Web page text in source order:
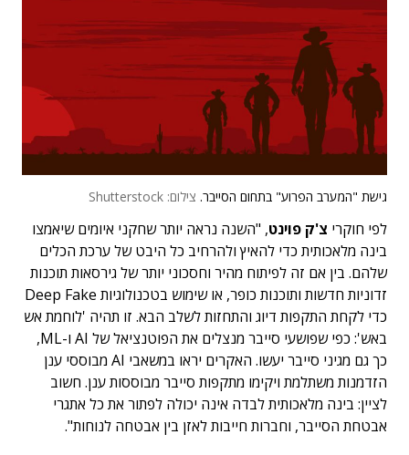
גישת "המערב הפרוע" בתחום הסייבר. צילום: Shutterstock
לפי חוקרי צ'ק פוינט, "השנה נראה יותר שחקני איומים שיאמצו
בינה מלאכותית כדי להאיץ ולהרחיב כל היבט של ערכת הכלים
שלהם. בין אם זה לפיתוח מהיר וחסכוני יותר של גירסאות תוכנות
זדוניות חדשות ותוכנות כופר, או שימוש בטכנולוגיות Deep Fake
כדי לקחת התקפות דיוג והתחזות לשלב הבא. זו תהיה 'לוחמת אש
באש': כפי שפושעי סייבר מנצלים את הפוטנציאל של AI ו-ML,
כך גם מגיני סייבר יעשו. האקרים יראו במשאבי AI מבוססי ענן
הזדמנות משתלמת ויקימו מתקפות סייבר מבוססות ענן. חשוב
לציין: בינה מלאכותית לבדה אינה יכולה לפתור את כל אתגרי
אבטחת הסייבר, וחברות חייבות לאזן בין אבטחה לנוחות".